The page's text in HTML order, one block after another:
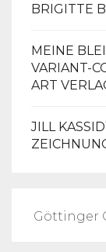
BRIGITTE
MEINE
VARIANT-
ART
JILL
Göttinger